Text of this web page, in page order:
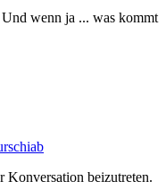
wenn ja ... was kommt
Konversation beizutreten.